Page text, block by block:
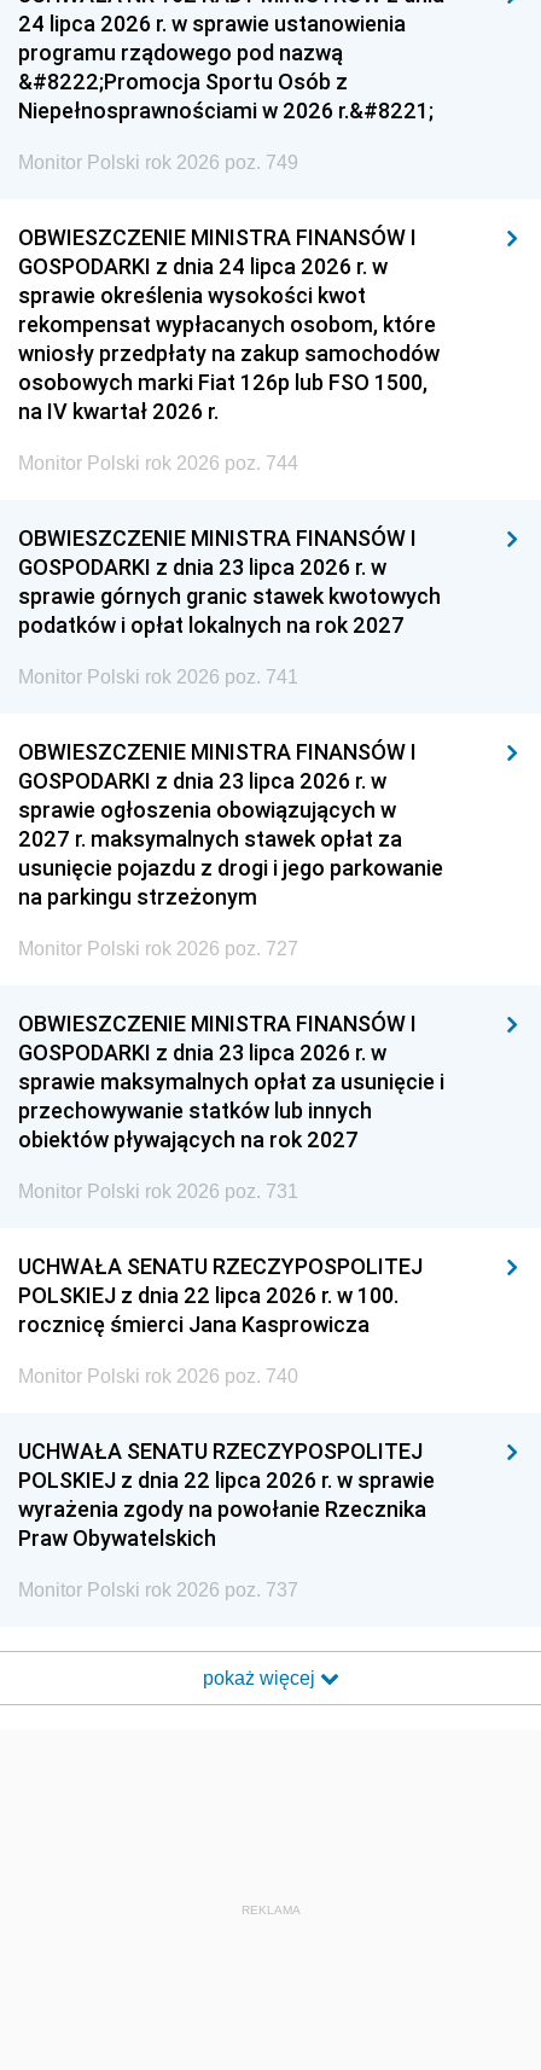
24 lipca 2026 r. w sprawie ustanowienia
programu rządowego pod nazwą
&#8222;Promocja Sportu Osób z
Niepełnosprawnościami w 2026 r.&#8221;
Monitor Polski rok 2026 poz. 749
OBWIESZCZENIE MINISTRA FINANSÓW I
GOSPODARKI z dnia 24 lipca 2026 r. w
sprawie określenia wysokości kwot
rekompensat wypłacanych osobom, które
wniosły przedpłaty na zakup samochodów
osobowych marki Fiat 126p lub FSO 1500,
na IV kwartał 2026 r.
Monitor Polski rok 2026 poz. 744
OBWIESZCZENIE MINISTRA FINANSÓW I
GOSPODARKI z dnia 23 lipca 2026 r. w
sprawie górnych granic stawek kwotowych
podatków i opłat lokalnych na rok 2027
Monitor Polski rok 2026 poz. 741
OBWIESZCZENIE MINISTRA FINANSÓW I
GOSPODARKI z dnia 23 lipca 2026 r. w
sprawie ogłoszenia obowiązujących w
2027 r. maksymalnych stawek opłat za
usunięcie pojazdu z drogi i jego parkowanie
na parkingu strzeżonym
Monitor Polski rok 2026 poz. 727
OBWIESZCZENIE MINISTRA FINANSÓW I
GOSPODARKI z dnia 23 lipca 2026 r. w
sprawie maksymalnych opłat za usunięcie i
przechowywanie statków lub innych
obiektów pływających na rok 2027
Monitor Polski rok 2026 poz. 731
UCHWAŁA SENATU RZECZYPOSPOLITEJ
POLSKIEJ z dnia 22 lipca 2026 r. w 100.
rocznicę śmierci Jana Kasprowicza
Monitor Polski rok 2026 poz. 740
UCHWAŁA SENATU RZECZYPOSPOLITEJ
POLSKIEJ z dnia 22 lipca 2026 r. w sprawie
wyrażenia zgody na powołanie Rzecznika
Praw Obywatelskich
Monitor Polski rok 2026 poz. 737
pokaż więcej
REKLAMA